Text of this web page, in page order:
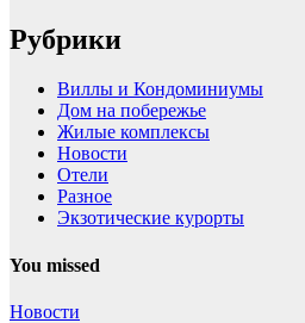
Рубрики
Виллы и Кондоминиумы
Дом на побережье
Жилые комплексы
Новости
Отели
Разное
Экзотические курорты
You missed
Новости